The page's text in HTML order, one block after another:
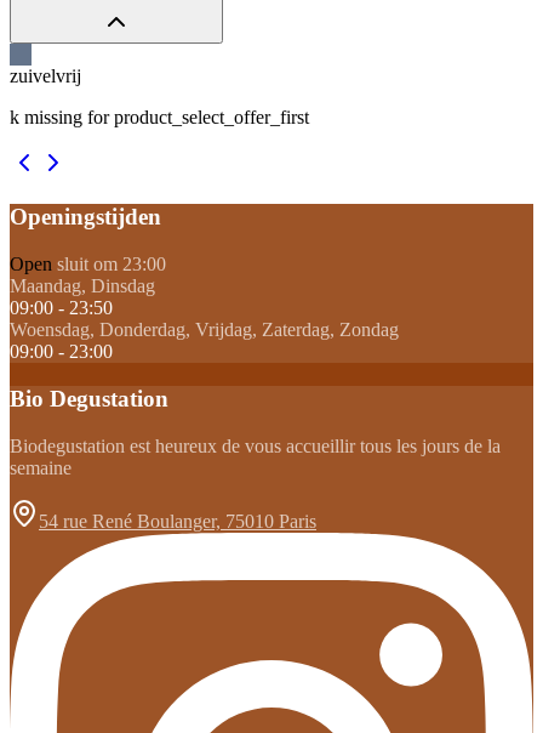
zuivelvrij
k missing for product_select_offer_first
Openingstijden
Open sluit om 23:00
Maandag, Dinsdag
09:00 - 23:50
Woensdag, Donderdag, Vrijdag, Zaterdag, Zondag
09:00 - 23:00
Bio Degustation
Biodegustation est heureux de vous accueillir tous les jours de la
semaine
54 rue René Boulanger, 75010 Paris